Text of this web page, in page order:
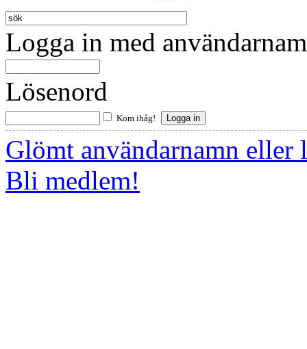
Logga in med
Lösenord
Kom ihåg!
Glömt användarnamn eller
Bli medlem!